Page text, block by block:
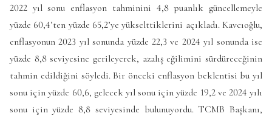
2022 yıl sonu enflasyon tahminini 4,8 puanlık güncellemeyle
yüzde 60,4’ten yüzde 65,2’ye yükselttiklerini açıkladı. Kavcıoğlu,
enflasyonun 2023 yıl sonunda yüzde 22,3 ve 2024 yıl sonunda ise
yüzde 8,8 seviyesine gerileyerek, azalış eğilimini sürdüreceğinin
tahmin edildiğini söyledi. Bir önceki enflasyon beklentisi bu yıl
sonu için yüzde 60,6, gelecek yıl sonu için yüzde 19,2 ve 2024 yılı
sonu için yüzde 8,8 seviyesinde bulunuyordu. TCMB Başkanı,